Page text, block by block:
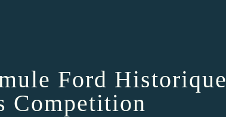
Ford Historique
Competition